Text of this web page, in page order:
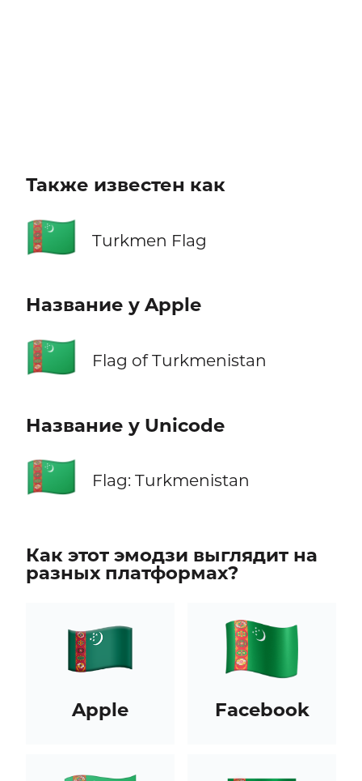
Также известен как
🇹🇲 Turkmen Flag
Название у Apple
🇹🇲 Flag of Turkmenistan
Название у Unicode
🇹🇲 Flag: Turkmenistan
Как этот эмодзи выглядит на
разных платформах?
Apple Facebook